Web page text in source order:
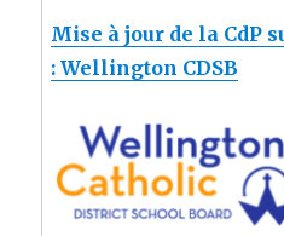
Mise à jour de la CdP
: Wellington CDSB